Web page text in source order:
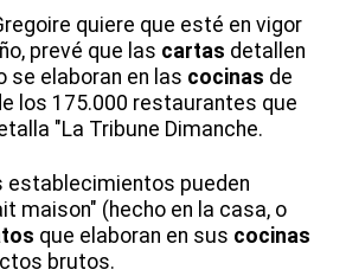
quiere que esté en vigor
prevé que las cartas detallen
se elaboran en las cocinas de
los 175.000 restaurantes que
"La Tribune Dimanche.
establecimientos pueden
maison" (hecho en la casa, o
que elaboran en sus cocinas
brutos.